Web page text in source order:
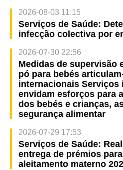
2026-08-03 11:15
Serviços de Saúde:
infecção colectiva por
2026-07-30 22:56
Medidas de supervisão
pó para bebés
internacionais Serviços
envidam esforços para
dos bebés e crianças,
segurança alimentar
2026-07-29 17:53
Serviços de Saúde:
entrega de prémios
aleitamento materno